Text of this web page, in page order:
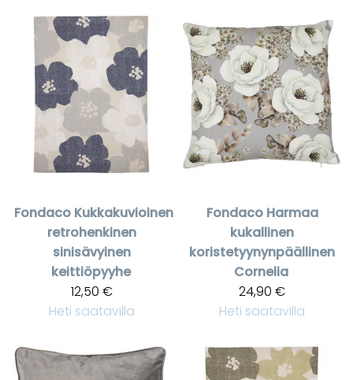
Fondaco Kukkakuvioinen
retrohenkinen
sinisävyinen
keittiöpyyhe
12,50 €
Heti saatavilla
Fondaco Harmaa
kukallinen
koristetyynynpäällinen
Cornelia
24,90 €
Heti saatavilla